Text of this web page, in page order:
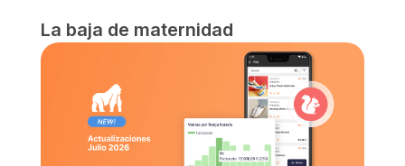
La baja de maternidad